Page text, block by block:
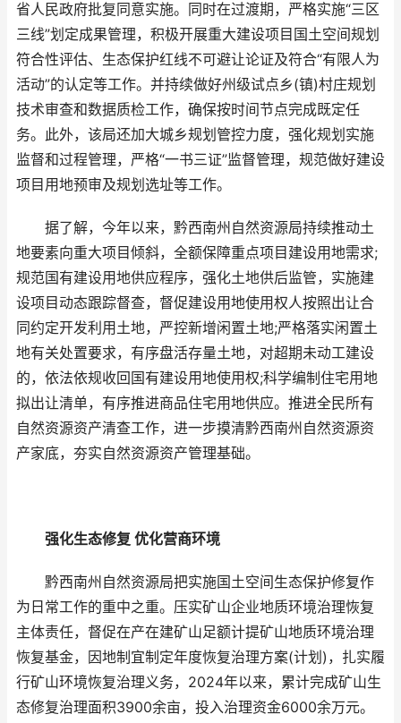
省人民政府批复同意实施。同时在过渡期，严格实施“三区
三线”划定成果管理，积极开展重大建设项目国土空间规划
符合性评估、生态保护红线不可避让论证及符合“有限人为
活动”的认定等工作。并持续做好州级试点乡(镇)村庄规划
技术审查和数据质检工作，确保按时间节点完成既定任
务。此外，该局还加大城乡规划管控力度，强化规划实施
监督和过程管理，严格“一书三证”监督管理，规范做好建设
项目用地预审及规划选址等工作。
据了解，今年以来，黔西南州自然资源局持续推动土
地要素向重大项目倾斜，全额保障重点项目建设用地需求;
规范国有建设用地供应程序，强化土地供后监管，实施建
设项目动态跟踪督查，督促建设用地使用权人按照出让合
同约定开发利用土地，严控新增闲置土地;严格落实闲置土
地有关处置要求，有序盘活存量土地，对超期未动工建设
的，依法依规收回国有建设用地使用权;科学编制住宅用地
拟出让清单，有序推进商品住宅用地供应。推进全民所有
自然资源资产清查工作，进一步摸清黔西南州自然资源资
产家底，夯实自然资源资产管理基础。
强化生态修复 优化营商环境
黔西南州自然资源局把实施国土空间生态保护修复作
为日常工作的重中之重。压实矿山企业地质环境治理恢复
主体责任，督促在产在建矿山足额计提矿山地质环境治理
恢复基金，因地制宜制定年度恢复治理方案(计划)，扎实履
行矿山环境恢复治理义务，2024年以来，累计完成矿山生
态修复治理面积3900余亩，投入治理资金6000余万元。